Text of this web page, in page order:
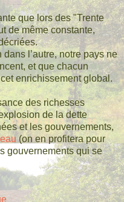
que lors des "Trente
de même constante,
l’autre, notre pays ne
et que chacun
enrichissement global.
des richesses
de la dette
et les gouvernements,
(on en profitera pour
gouvernements qui se